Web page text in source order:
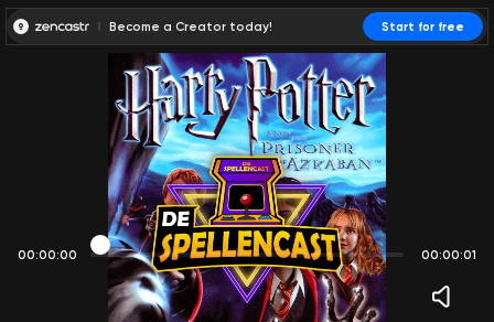
Become a Creator today! Start for free
00:00:00 00:00:01